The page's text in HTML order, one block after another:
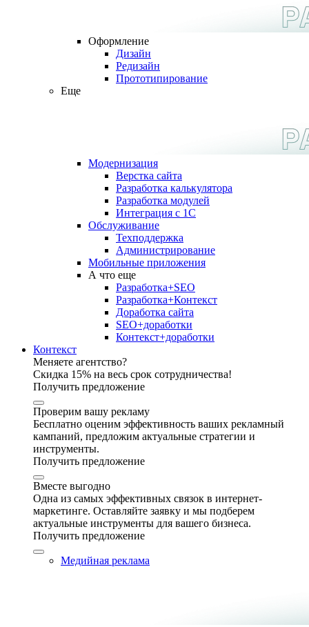
Оформление
Дизайн
Редизайн
Прототипирование
Еще
Модернизация
Верстка сайта
Разработка калькулятора
Разработка модулей
Интеграция с 1С
Обслуживание
Техподдержка
Администрирование
Мобильные приложения
А что еще
Разработка+SEO
Разработка+Контекст
Доработка сайта
SEO+доработки
Контекст+доработки
Контекст
Меняете агентство?
Скидка 15% на весь срок сотрудничества!
Получить предложение
Проверим вашу рекламу
Бесплатно оценим эффективность ваших рекламный
кампаний, предложим актуальные стратегии и
инструменты.
Получить предложение
Вместе выгодно
Одна из самых эффективных связок в интернет-
маркетинге. Оставляйте заявку и мы подберем
актуальные инструменты для вашего бизнеса.
Получить предложение
Медийная реклама